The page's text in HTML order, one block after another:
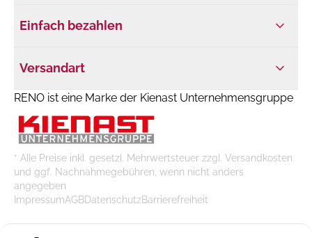
Einfach bezahlen
Versandart
RENO ist eine Marke der Kienast Unternehmensgruppe
* Alle Preise inkl. gesetzl. Mehrwertsteuer zzgl. Versandkosten
und ggf. Nachnahmegebühren, wenn nicht anders
angegeben
ImpressumAGBDatenschutzBarrierefreiheit